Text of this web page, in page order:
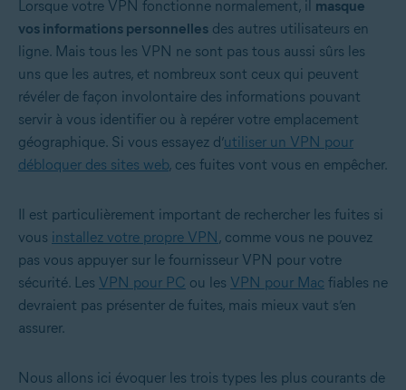
Lorsque votre VPN fonctionne normalement, il masque
vos informations personnelles des autres utilisateurs en
ligne. Mais tous les VPN ne sont pas tous aussi sûrs les
uns que les autres, et nombreux sont ceux qui peuvent
révéler de façon involontaire des informations pouvant
servir à vous identifier ou à repérer votre emplacement
géographique. Si vous essayez d’utiliser un VPN pour
débloquer des sites web, ces fuites vont vous en empêcher.
Il est particulièrement important de rechercher les fuites si
vous installez votre propre VPN , comme vous ne pouvez
pas vous appuyer sur le fournisseur VPN pour votre
sécurité. Les VPN pour PC ou les VPN pour Mac fiables ne
devraient pas présenter de fuites, mais mieux vaut s’en
assurer.
Nous allons ici évoquer les trois types les plus courants de